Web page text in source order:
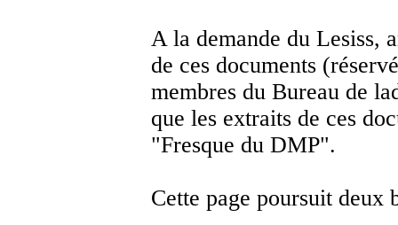
A la demande du Lesiss,
de ces documents
membres du Bureau de
que les extraits de ces
"Fresque du DMP".
Cette page poursuit deux